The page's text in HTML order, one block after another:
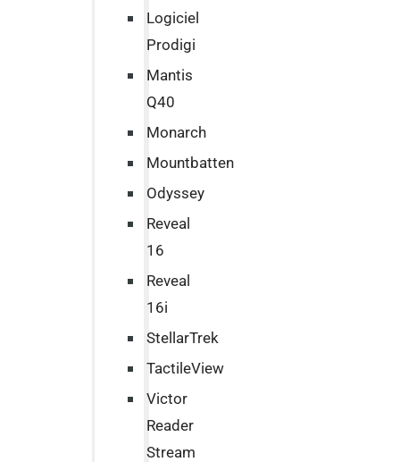
Logiciel
Prodigi
Mantis
Q40
Monarch
Mountbatten
Odyssey
Reveal
16
Reveal
16i
StellarTrek
TactileView
Victor
Reader
Stream